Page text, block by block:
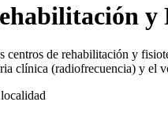
y
centros de rehabilitación y
clínica (radiofrecuencia) y el